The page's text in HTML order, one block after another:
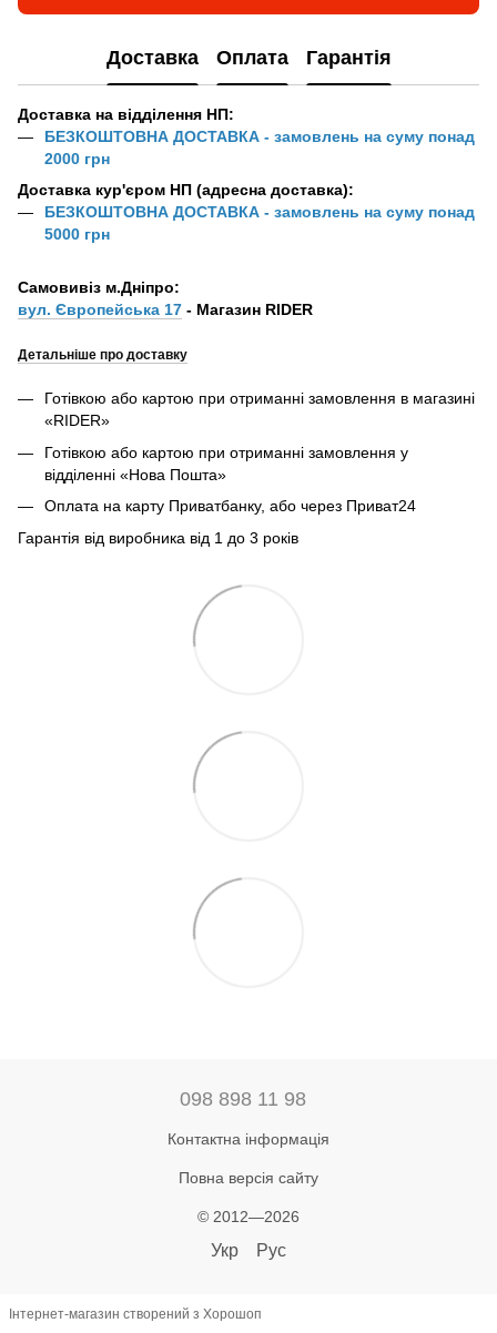
Доставка Оплата Гарантія
Доставка на відділення НП:
БЕЗКОШТОВНА ДОСТАВКА - замовлень на суму понад
2000 грн
Доставка кур'єром НП (адресна доставка):
БЕЗКОШТОВНА ДОСТАВКА - замовлень на суму понад
5000 грн
Самовивіз м.Дніпро:
вул. Європейська 17 - Магазин RIDER
Детальніше про доставку
Готівкою або картою при отриманні замовлення в магазині
«RIDER»
Готівкою або картою при отриманні замовлення у
відділенні «Нова Пошта»
Оплата на карту Приватбанку, або через Приват24
Гарантія від виробника від 1 до 3 років
098 898 11 98
Контактна інформація
Повна версія сайту
© 2012—2026
Укр Рус
Інтернет-магазин створений з Хорошоп